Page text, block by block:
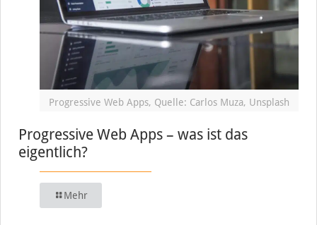
Progressive Web Apps, Quelle: Carlos Muza, Unsplash
Progressive Web Apps – was ist das
eigentlich?
Mehr